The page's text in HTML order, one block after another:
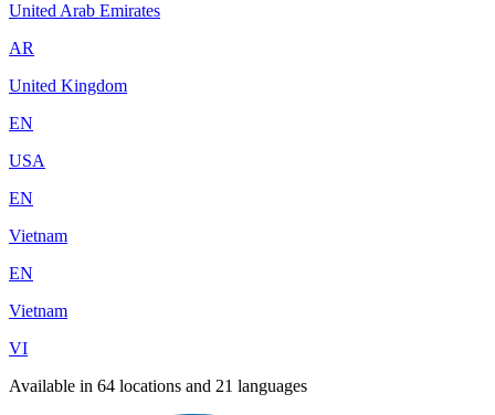
United Arab Emirates
AR
United Kingdom
EN
USA
EN
Vietnam
EN
Vietnam
VI
Available in 64 locations and 21 languages